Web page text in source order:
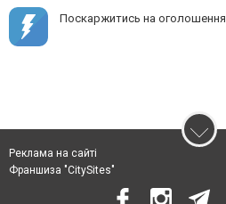
Поскаржитись на оголошення
Реклама на сайті
Франшиза "CitySites"